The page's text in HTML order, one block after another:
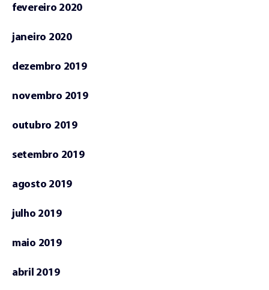
fevereiro 2020
janeiro 2020
dezembro 2019
novembro 2019
outubro 2019
setembro 2019
agosto 2019
julho 2019
maio 2019
abril 2019